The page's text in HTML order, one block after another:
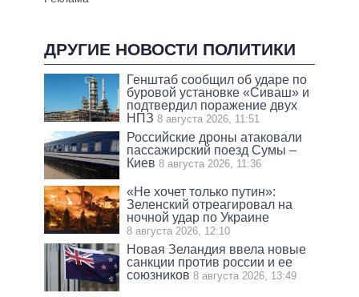
ДРУГИЕ НОВОСТИ ПОЛИТИКИ
Генштаб сообщил об ударе по
буровой установке «Сиваш» и
подтвердил поражение двух
НПЗ 8 августа 2026, 11:51
Российские дроны атаковали
пассажирский поезд Сумы –
Киев 8 августа 2026, 11:36
«Не хочет только путин»:
Зеленский отреагировал на
ночной удар по Украине
8 августа 2026, 12:10
Новая Зеландия ввела новые
санкции против россии и ее
союзников 8 августа 2026, 13:49